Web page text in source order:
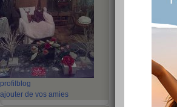
profil blog
ajouter de vos amies
De